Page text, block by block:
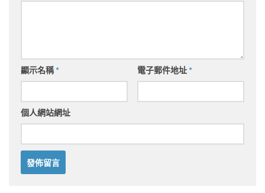
顯示名稱* 電子郵件地址*
個人網站網址